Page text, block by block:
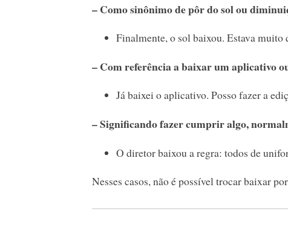
– Como sinônimo de pôr do sol ou
Finalmente, o sol baixou. Estava muito
– Com referência a baixar um aplicativo
Já baixei o aplicativo. Posso fazer a
– Significando fazer cumprir algo,
O diretor baixou a regra: todos de
Nesses casos, não é possível trocar baixar